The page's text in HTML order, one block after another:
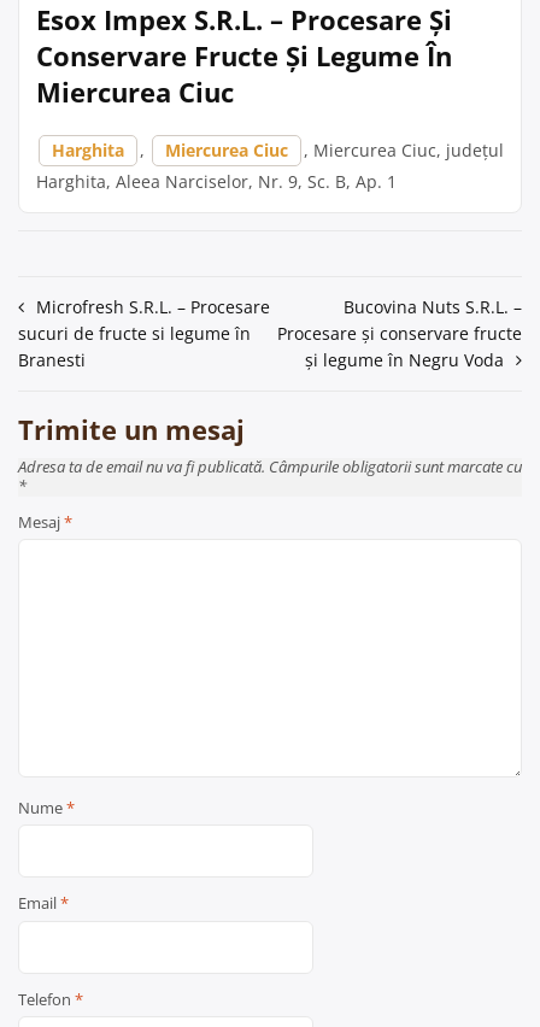
Esox Impex S.R.L. – Procesare Și
Conservare Fructe Și Legume În
Miercurea Ciuc
Harghita , Miercurea Ciuc
, Miercurea Ciuc, județul
Harghita, Aleea Narciselor, Nr. 9, Sc. B, Ap. 1
Navigare
în
Microfresh S.R.L. – Procesare
sucuri de fructe si legume în
Branesti
Bucovina Nuts S.R.L. –
Procesare și conservare fructe
și legume în Negru Voda
Trimite un mesaj
Adresa ta de email nu va fi publicată. Câmpurile obligatorii sunt marcate cu
*
Mesaj*
Nume*
Email*
Telefon *